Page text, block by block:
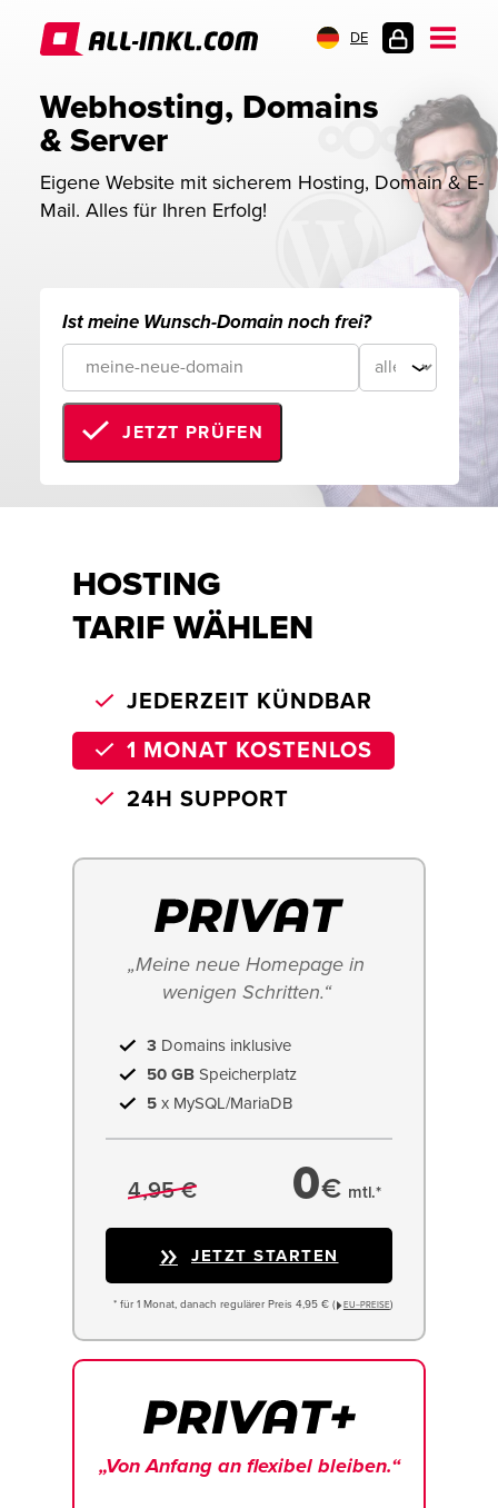
DE
Webhosting, Domains
& Server
Eigene Website mit sicherem Hosting, Domain & E-
Mail. Alles für Ihren Erfolg!
Ist meine Wunsch-Domain noch frei?
JETZT PRÜFEN
HOSTING
TARIF WÄHLEN
JEDERZEIT KÜNDBAR
1 MONAT KOSTENLOS
24H SUPPORT
„Meine neue Homepage in
wenigen Schritten.“
3 Domains inklusive
50 GB Speicherplatz
5 x MySQL/MariaDB
4,95 € 0€ mtl.*
JETZT STARTEN
* für 1 Monat, danach regulärer Preis 4,95 € ( EU−PREISE)
„Von Anfang an flexibel bleiben.“